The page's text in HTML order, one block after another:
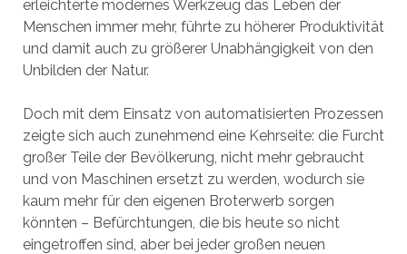
erleichterte modernes Werkzeug das Leben der
Menschen immer mehr, führte zu höherer Produktivität
und damit auch zu größerer Unabhängigkeit von den
Unbilden der Natur.
Doch mit dem Einsatz von automatisierten Prozessen
zeigte sich auch zunehmend eine Kehrseite: die Furcht
großer Teile der Bevölkerung, nicht mehr gebraucht
und von Maschinen ersetzt zu werden, wodurch sie
kaum mehr für den eigenen Broterwerb sorgen
könnten – Befürchtungen, die bis heute so nicht
eingetroffen sind, aber bei jeder großen neuen